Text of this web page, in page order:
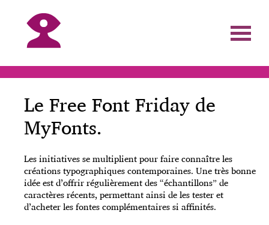
Le Free Font Friday de
MyFonts.
Les initiatives se multiplient pour faire connaître les
créations typographiques contemporaines. Une très bonne
idée est d’offrir régulièrement des “échantillons” de
caractères récents, permettant ainsi de les tester et
d’acheter les fontes complémentaires si affinités.